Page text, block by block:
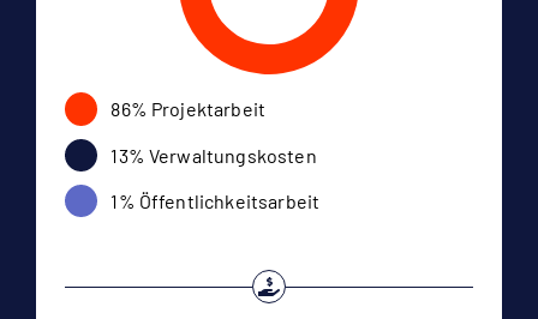
86% Projektarbeit
13% Verwaltungskosten
1% Öffentlichkeitsarbeit